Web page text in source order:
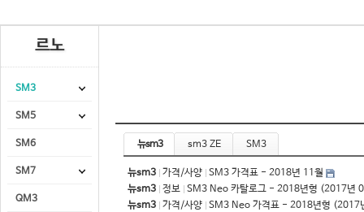
르노
SM3
SM5
SM6
SM7
QM3
뉴sm3 sm3 ZE SM3
뉴sm3 가격/사양 SM3 가격표 - 2018년 11월
뉴sm3 정보 SM3 Neo 카탈로그 - 2018년형 (2017년
뉴sm3 가격/사양 SM3 Neo 가격표 - 2018년형 (2017